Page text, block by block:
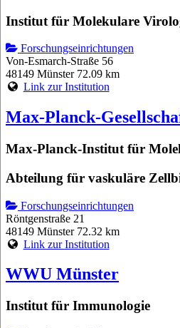
Institut für Molekulare
Forschungseinrichtungen
Von-Esmarch-Straße 56
48149 Münster 72.09 km
Link zur Institution
Max-Planck-
Max-Planck-Institut für
Abteilung für vaskuläre
Forschungseinrichtungen
Röntgenstraße 21
48149 Münster 72.32 km
Link zur Institution
WWU Münster
Institut für Immunologie